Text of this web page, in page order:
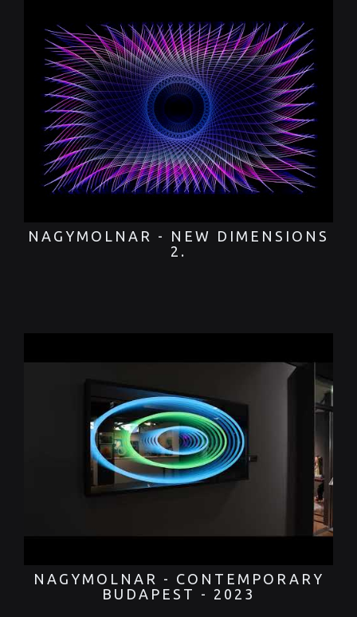
NAGYMOLNAR - NEW DIMENSIONS
2.
NAGYMOLNAR - CONTEMPORARY
BUDAPEST - 2023